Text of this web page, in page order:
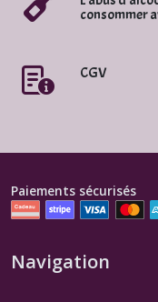
consommer
CGV
Paiements sécurisés
Navigation